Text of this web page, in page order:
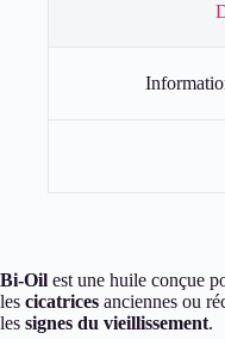
Bi-Oil est une huile conçue
les cicatrices anciennes ou
les signes du vieillissement.